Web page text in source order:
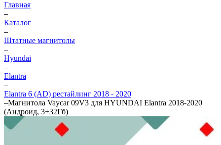
Главная
–
Каталог
–
Штатные магнитолы
–
Hyundai
–
Elantra
–
Elantra 6 (AD) рестайлинг 2018 - 2020
–Магнитола Vaycar 09V3 для HYUNDAI Elantra 2018-2020
(Андроид, 3+32Гб)